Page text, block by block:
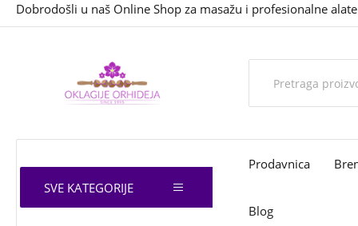
Dobrodošli u naš Online Shop za masažu i profesionalne alate
SVE KATEGORIJE
Prodavnica
Blog